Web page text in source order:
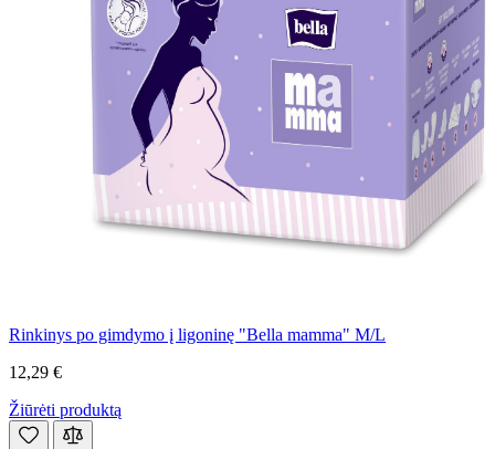
Rinkinys po gimdymo į ligoninę "Bella mamma" M/L
12,29 €
Žiūrėti produktą